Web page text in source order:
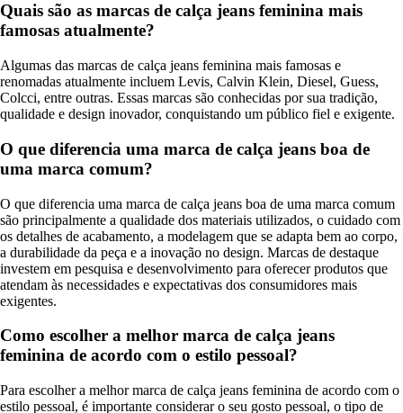
Quais são as marcas de calça jeans feminina mais
famosas atualmente?
Algumas das marcas de calça jeans feminina mais famosas e
renomadas atualmente incluem Levis, Calvin Klein, Diesel, Guess,
Colcci, entre outras. Essas marcas são conhecidas por sua tradição,
qualidade e design inovador, conquistando um público fiel e exigente.
O que diferencia uma marca de calça jeans boa de
uma marca comum?
O que diferencia uma marca de calça jeans boa de uma marca comum
são principalmente a qualidade dos materiais utilizados, o cuidado com
os detalhes de acabamento, a modelagem que se adapta bem ao corpo,
a durabilidade da peça e a inovação no design. Marcas de destaque
investem em pesquisa e desenvolvimento para oferecer produtos que
atendam às necessidades e expectativas dos consumidores mais
exigentes.
Como escolher a melhor marca de calça jeans
feminina de acordo com o estilo pessoal?
Para escolher a melhor marca de calça jeans feminina de acordo com o
estilo pessoal, é importante considerar o seu gosto pessoal, o tipo de